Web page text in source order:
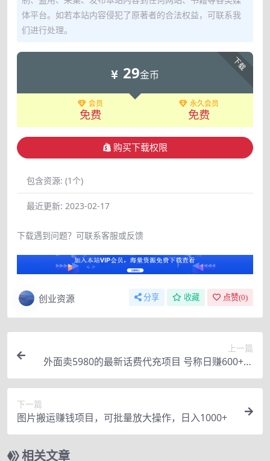
体平台。如若本站内容侵犯了原著者的合法权益，可联系我
们进行处理。
下载
29金币
会员
免费
永久会员
免费
购买下载权限
包含资源: (1个)
最近更新: 2023-02-17
下载遇到问题？可联系客服或反馈
创业资源 分享 收藏 点赞(0)
上一篇
外面卖5980的最新话费代充项目 号称日赚600+提
现秒到账（免费送教程+工具）
下一篇
图片搬运赚钱项目，可批量放大操作，日入1000+
相关文章